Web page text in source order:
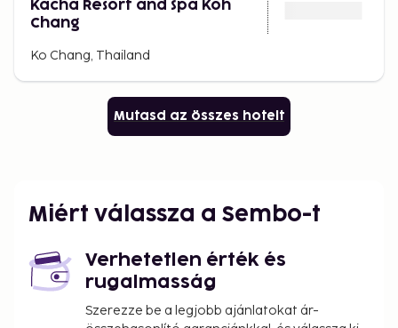
Kacha Resort and Spa Koh
Chang
Ko Chang, Thailand
Mutasd az összes hotelt
Miért válassza a Sembo-t
Verhetetlen érték és
rugalmasság
Szerezze be a legjobb ajánlatokat ár-